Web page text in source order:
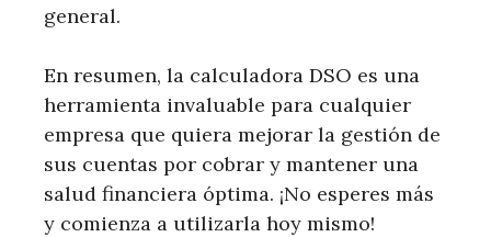
general.
En resumen, la calculadora DSO es una
herramienta invaluable para cualquier
empresa que quiera mejorar la gestión de
sus cuentas por cobrar y mantener una
salud financiera óptima. ¡No esperes más
y comienza a utilizarla hoy mismo!